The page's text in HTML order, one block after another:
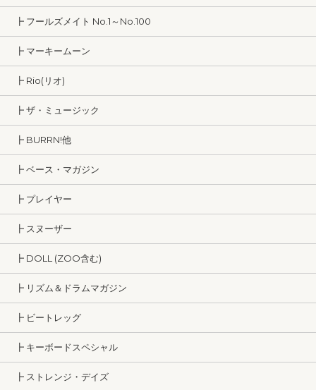
┣ フールズメイト No.1～No.100
┣ マーキームーン
┣ Rio(リオ)
┣ ザ・ミュージック
┣ BURRN!他
┣ ベース・マガジン
┣ プレイヤー
┣ スヌーザー
┣ DOLL (ZOO含む)
┣ リズム＆ドラムマガジン
┣ ビートレッグ
┣ キーボードスペシャル
┣ ストレンジ・デイズ